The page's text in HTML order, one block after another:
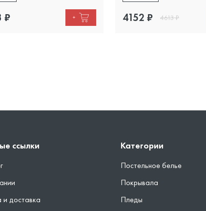
₽ + 4152 ₽ 4613₽
ссылки
доставка
Категории
Постельное белье
Покрывала
Пледы